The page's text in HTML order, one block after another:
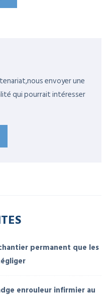
envoyer une
qui pourrait intéresser
permanent que les
enrouleur infirmier au